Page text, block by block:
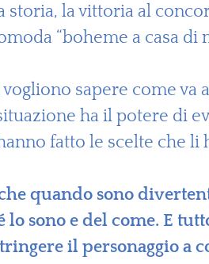
storia, la vittoria al
“boheme a casa di
sapere come va
ha il potere di
fatto le scelte che li
quando sono
sono e del come. E
il personaggio a